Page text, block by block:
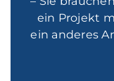
ein Projekt
ein anderes